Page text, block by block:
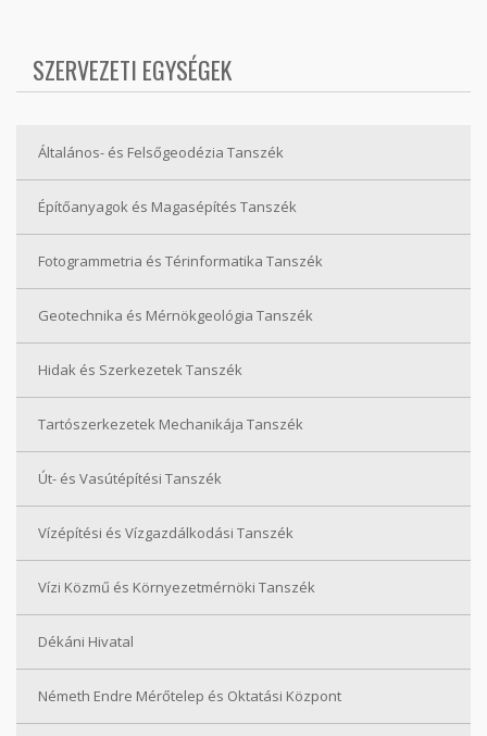
SZERVEZETI EGYSÉGEK
Általános- és Felsőgeodézia Tanszék
Építőanyagok és Magasépítés Tanszék
Fotogrammetria és Térinformatika Tanszék
Geotechnika és Mérnökgeológia Tanszék
Hidak és Szerkezetek Tanszék
Tartószerkezetek Mechanikája Tanszék
Út- és Vasútépítési Tanszék
Vízépítési és Vízgazdálkodási Tanszék
Vízi Közmű és Környezetmérnöki Tanszék
Dékáni Hivatal
Németh Endre Mérőtelep és Oktatási Központ